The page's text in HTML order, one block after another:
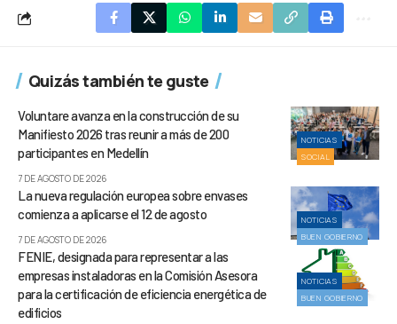
Quizás también te guste
NOTICIAS
SOCIAL
Voluntare avanza en la construcción de su
Manifiesto 2026 tras reunir a más de 200
participantes en Medellín
7 DE AGOSTO DE 2026
NOTICIAS
BUEN GOBIERNO
La nueva regulación europea sobre envases
comienza a aplicarse el 12 de agosto
7 DE AGOSTO DE 2026
NOTICIAS
BUEN GOBIERNO
FENIE, designada para representar a las
empresas instaladoras en la Comisión Asesora
para la certificación de eficiencia energética de
edificios